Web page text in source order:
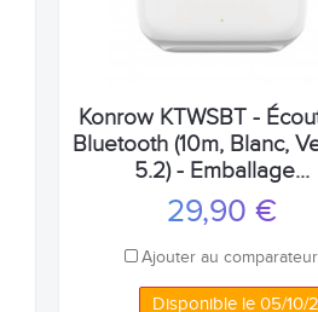
Konrow KTWSBT -
Bluetooth (10m, Blanc,
5.2) - Emballage...
29,90 €
Ajouter au comparateur
Disponible le 05/10/